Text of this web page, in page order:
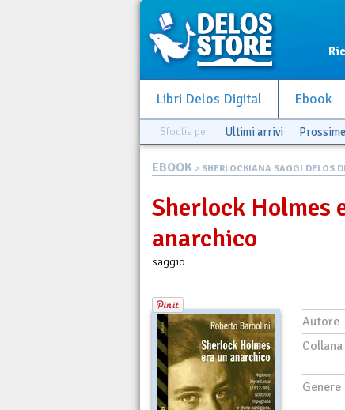
Libri Delos Digital Ebook
Sfoglia per Ultimi arrivi
EBOOK > SHERLOCKIANA SAGGI DELOS
Sherlock Holmes
anarchico
saggio
Autore
Collana
Genere